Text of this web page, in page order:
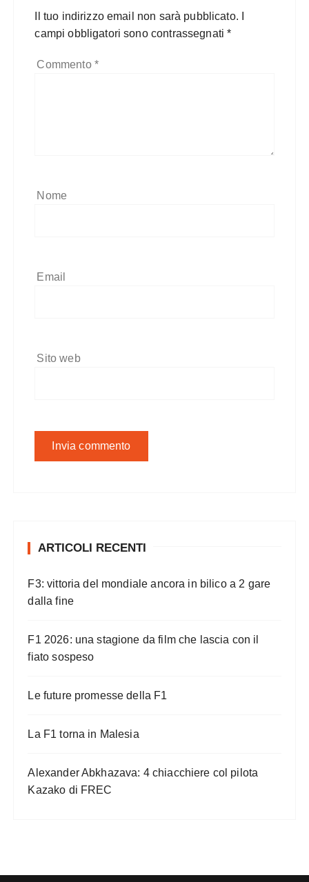
Il tuo indirizzo email non sarà pubblicato.
campi obbligatori sono contrassegnati*
Commento *
Nome
Email
Sito web
ARTICOLI RECENTI
F3: vittoria del mondiale ancora in bilico a 2 gare
dalla fine
F1 2026: una stagione da film che lascia con il
fiato sospeso
Le future promesse della F1
La F1 torna in Malesia
Alexander Abkhazava: 4 chiacchiere col pilota
Kazako di FREC